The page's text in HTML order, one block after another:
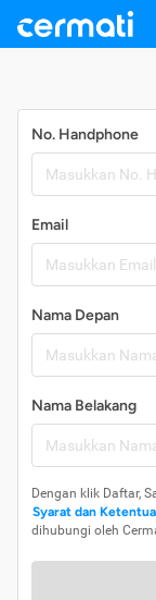
No. Handphone
Email
Nama Depan
Nama Belakang
Dengan klik Daftar,
Syarat dan
dihubungi oleh